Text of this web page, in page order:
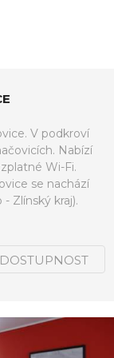
V podkroví
Nabízí
Wi-Fi.
se nachází
Zlínský kraj).